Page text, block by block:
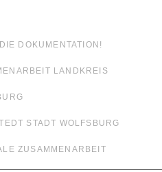
DOKUMENTATION!
LANDKREIS
STADT WOLFSBURG
ZUSAMMENARBEIT